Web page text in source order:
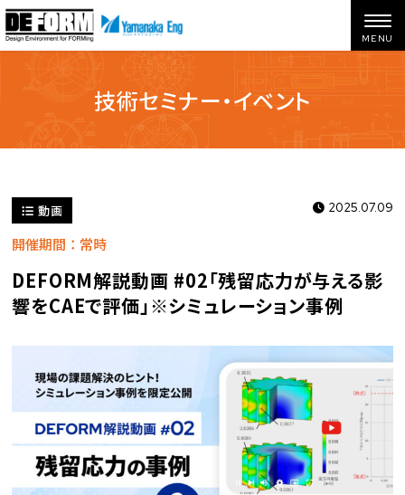
技術セミナー・イベント
動画
開催期間：常時
2025.07.09
DEFORM解説動画 #02「残留応力が与える影
響をCAEで評価」※シミュレーション事例